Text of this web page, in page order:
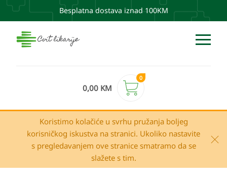
Besplatna dostava iznad 100KM
0,00 KM
0
Koristimo kolačiće u svrhu pružanja boljeg
korisničkog iskustva na stranici. Ukoliko nastavite
s pregledavanjem ove stranice smatramo da se
slažete s tim.